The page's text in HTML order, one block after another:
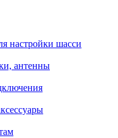
настройки шасси
антенны